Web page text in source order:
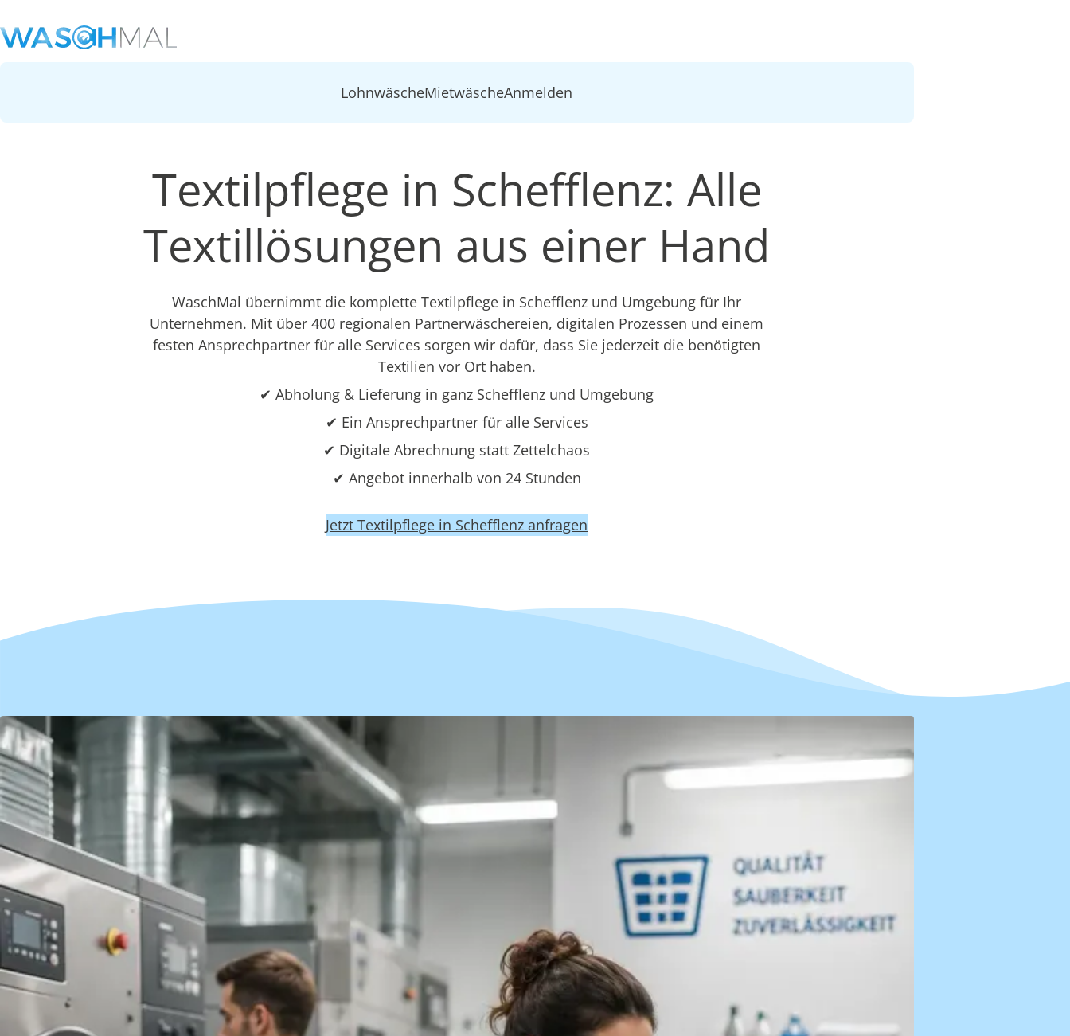
LohnwäscheMietwäscheAnmelden
Textilpflege in Schefflenz: Alle
Textillösungen aus einer Hand
WaschMal übernimmt die komplette Textilpflege in Schefflenz und Umgebung für Ihr
Unternehmen. Mit über 400 regionalen Partnerwäschereien, digitalen Prozessen und einem
festen Ansprechpartner für alle Services sorgen wir dafür, dass Sie jederzeit die benötigten
Textilien vor Ort haben.
✔ Abholung & Lieferung in ganz Schefflenz und Umgebung
✔ Ein Ansprechpartner für alle Services
✔ Digitale Abrechnung statt Zettelchaos
✔ Angebot innerhalb von 24 Stunden
Jetzt Textilpflege in Schefflenz anfragen